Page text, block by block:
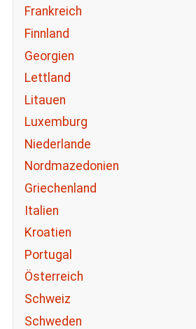
Frankreich
Finnland
Georgien
Lettland
Litauen
Luxemburg
Niederlande
Nordmazedonien
Griechenland
Italien
Kroatien
Portugal
Österreich
Schweiz
Schweden